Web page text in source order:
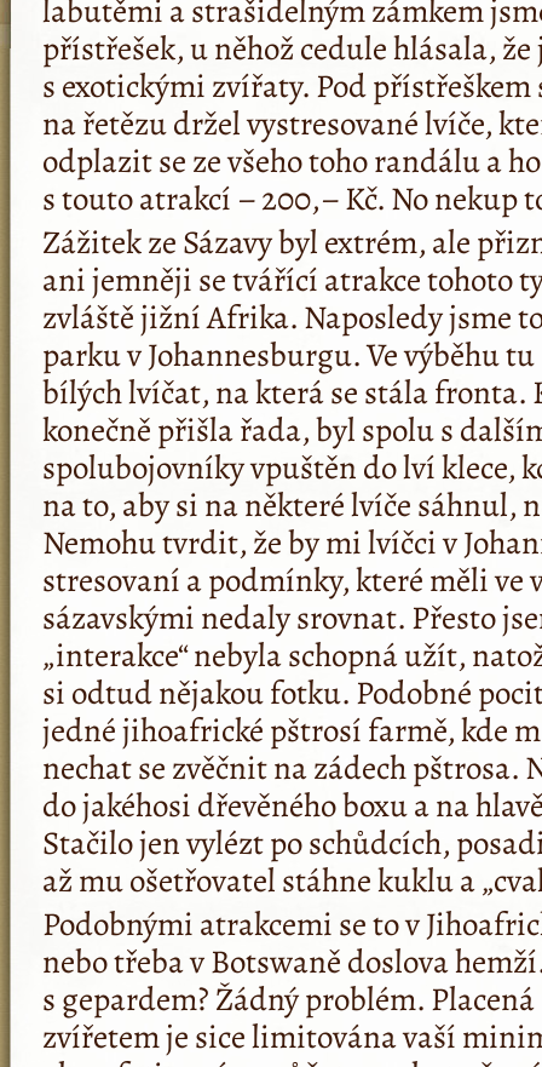
labutěmi a strašidelným zámkem
přístřešek, u něhož cedule hlásala,
s exotickými zvířaty. Pod
na řetězu držel vystresované lvíče,
odplazit se ze všeho toho randálu a
s touto atrakcí – 200,– Kč. No nekup
Zážitek ze Sázavy byl extrém, ale
ani jemněji se tvářící atrakce tohoto
zvláště jižní Afrika. Naposledy jsme
parku v Johannesburgu. Ve výběhu
bílých lvíčat, na která se stála fronta.
konečně přišla řada, byl spolu s
spolubojovníky vpuštěn do lví klece,
na to, aby si na některé lvíče sáhnul,
Nemohu tvrdit, že by mi lvíčci v
stresovaní a podmínky, které měli ve
sázavskými nedaly srovnat. Přesto
„interakce“ nebyla schopná užít,
si odtud nějakou fotku. Podobné
jedné jihoafrické pštrosí farmě, kde
nechat se zvěčnit na zádech pštrosa.
do jakéhosi dřevěného boxu a na
Stačilo jen vylézt po schůdcích,
až mu ošetřovatel stáhne kuklu a
Podobnými atrakcemi se to v
nebo třeba v Botswaně doslova
s gepardem? Žádný problém.
zvířetem je sice limitována vaší